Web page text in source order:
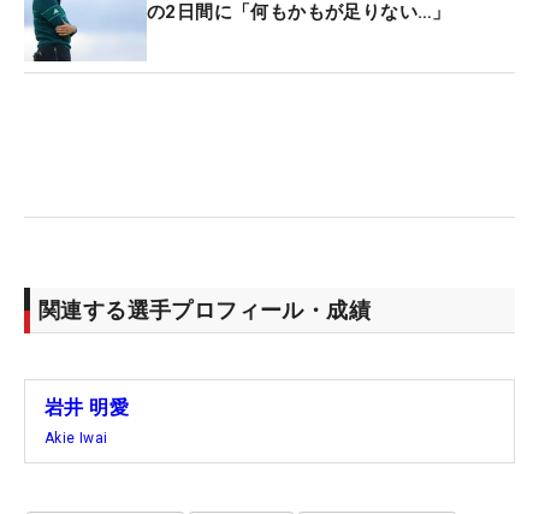
の2日間に「何もかもが足りない…」
関連する選手プロフィール・成績
岩井 明愛
Akie Iwai